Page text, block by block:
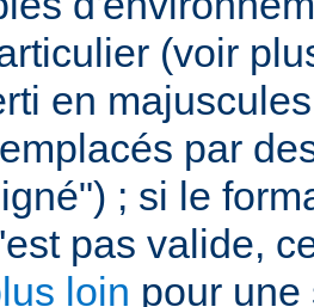
(voir
en
par
; si le
pas valide,
loin pour